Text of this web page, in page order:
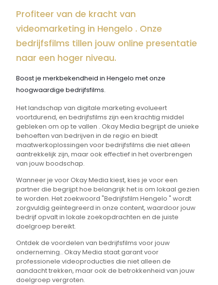
Profiteer van de kracht van
videomarketing in Hengelo . Onze
bedrijfsfilms tillen jouw online presentatie
naar een hoger niveau.
Boost je merkbekendheid in Hengelo met onze
hoogwaardige bedrijfsfilms.
Het landschap van digitale marketing evolueert
voortdurend, en bedrijfsfilms zijn een krachtig middel
gebleken om op te vallen . Okay Media begrijpt de unieke
behoeften van bedrijven in de regio en biedt
maatwerkoplossingen voor bedrijfsfilms die niet alleen
aantrekkelijk zijn, maar ook effectief in het overbrengen
van jouw boodschap.
Wanneer je voor Okay Media kiest, kies je voor een
partner die begrijpt hoe belangrijk het is om lokaal gezien
te worden. Het zoekwoord "Bedrijfsfilm Hengelo " wordt
zorgvuldig geïntegreerd in onze content, waardoor jouw
bedrijf opvalt in lokale zoekopdrachten en de juiste
doelgroep bereikt.
Ontdek de voordelen van bedrijfsfilms voor jouw
onderneming.. Okay Media staat garant voor
professionele videoproducties die niet alleen de
aandacht trekken, maar ook de betrokkenheid van jouw
doelgroep vergroten.